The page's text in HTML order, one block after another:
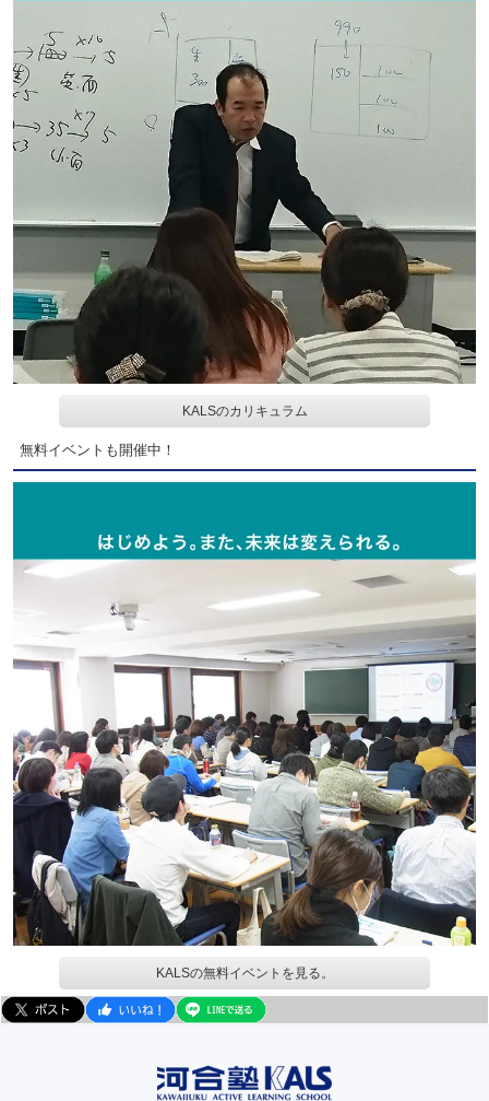
KALSのカリキュラム
無料イベントも開催中！
KALSの無料イベントを見る。